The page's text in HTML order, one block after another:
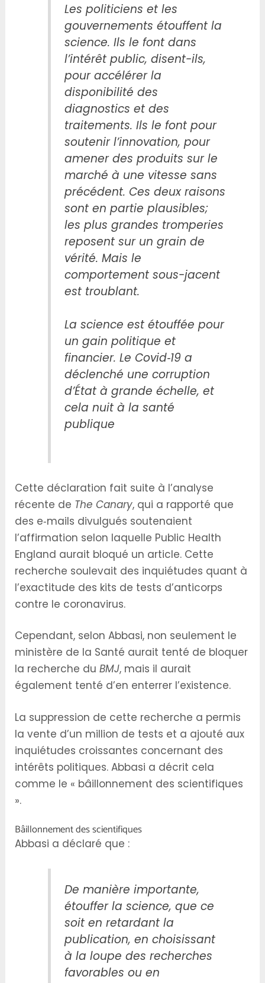
Les politiciens et les
gouvernements étouffent la
science. Ils le font dans
l’intérêt public, disent-ils,
pour accélérer la
disponibilité des
diagnostics et des
traitements. Ils le font pour
soutenir l’innovation, pour
amener des produits sur le
marché à une vitesse sans
précédent. Ces deux raisons
sont en partie plausibles;
les plus grandes tromperies
reposent sur un grain de
vérité. Mais le
comportement sous-jacent
est troublant.
La science est étouffée pour
un gain politique et
financier. Le Covid‑19 a
déclenché une corruption
d’État à grande échelle, et
cela nuit à la santé
publique
Cette déclaration fait suite à l’analyse
récente de The Canary, qui a rapporté que
des e‑mails divulgués soutenaient
l’affirmation selon laquelle Public Health
England aurait bloqué un article. Cette
recherche soulevait des inquiétudes quant à
l’exactitude des kits de tests d’anticorps
contre le coronavirus.
Cependant, selon Abbasi, non seulement le
ministère de la Santé aurait tenté de bloquer
la recherche duBMJ, mais il aurait
également tenté d’en enterrer l’existence.
La suppression de cette recherche a permis
la vente d’un million de tests et a ajouté aux
inquiétudes croissantes concernant des
intérêts politiques. Abbasi a décrit cela
comme le « bâillonnement des scientifiques
».
Bâillonnement des scientifiques
Abbasi a déclaré que :
De manière importante,
étouffer la science, que ce
soit en retardant la
publication, en choisissant
à la loupe des recherches
favorables ou en